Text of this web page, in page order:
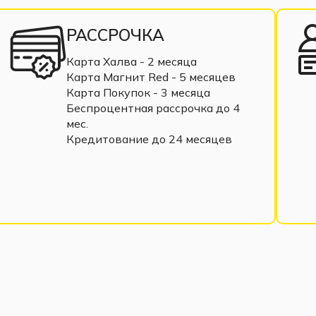
РАССРОЧКА
Карта Халва - 2 месяца
Карта Магнит Red - 5 месяцев
Карта Покупок - 3 месяца
Беспроцентная рассрочка до 4
мес.
Кредитование до 24 месяцев